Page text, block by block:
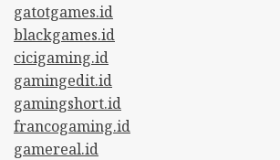
gatotgames.id
blackgames.id
cicigaming.id
gamingedit.id
gamingshort.id
francogaming.id
gamereal.id